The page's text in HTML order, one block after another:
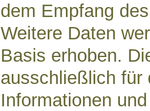
dem Empfang
Weitere Daten
Basis erhoben.
ausschließlich für
Informationen